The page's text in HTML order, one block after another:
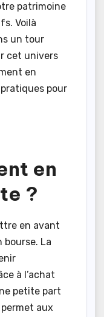
patrimoine
Voilà
un tour
cet univers
en
pour
en
?
en avant
bourse. La
à l’achat
petite part
aux